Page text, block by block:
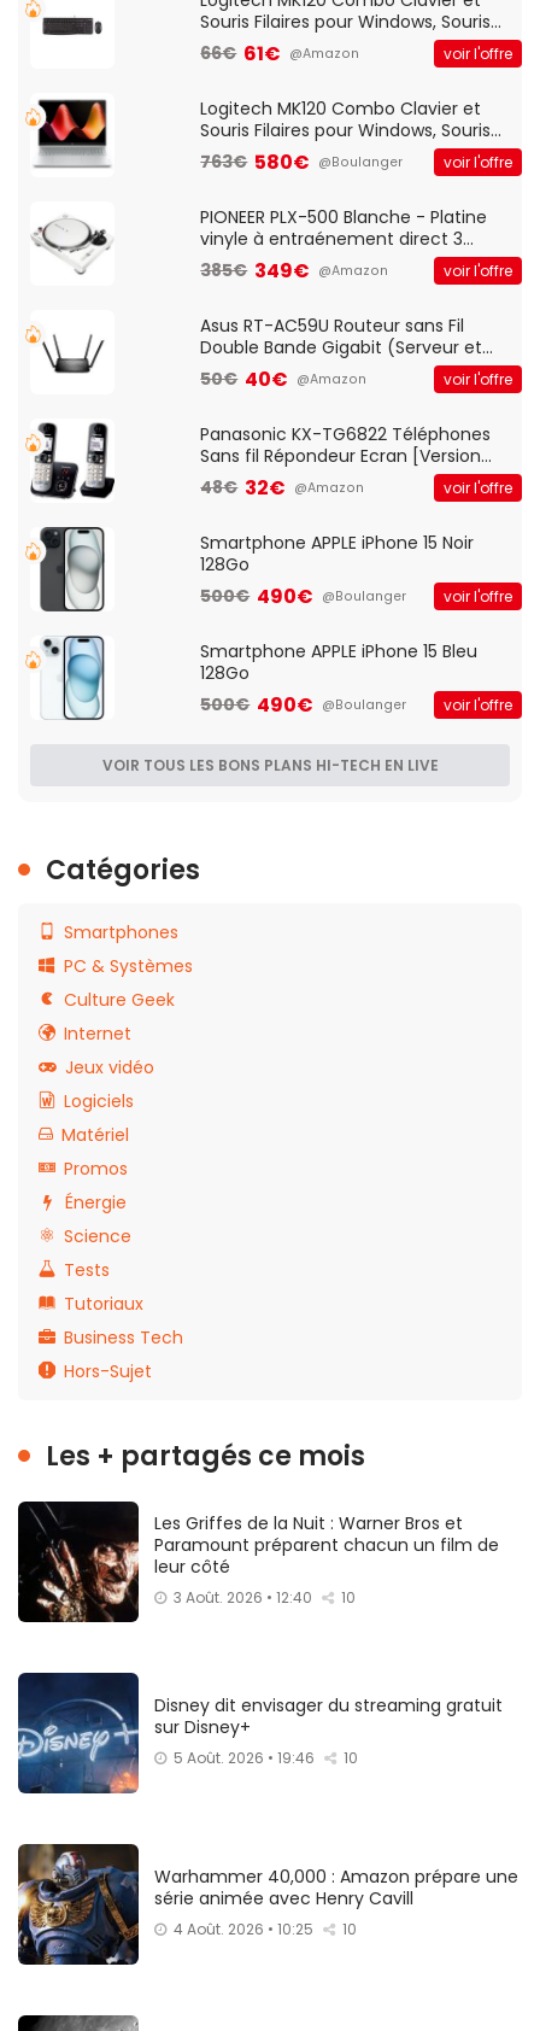
Souris Filaires pour Windows, Souris
Optique Filaire, Connexion USB Plug
And Play, Confortable, Taille
QWERTY UK - Noir
66€ 61€ @Amazon voir l'offre
Logitech MK120 Combo Clavier et
Souris Filaires pour Windows, Souris
Optique Filaire, Connexion USB Plug
And Play, Confortable, Taille
QWERTY UK - Noir
763€ 580€ @Boulanger voir l'offre
PIONEER PLX-500 Blanche - Platine
vinyle à entraénement direct 3
vitesses (33-45-78 trs/min) avec
pre-ampli intégré et port USB
385€ 349€ @Amazon voir l'offre
Asus RT-AC59U Routeur sans Fil
Double Bande Gigabit (Serveur et
Client VPN, Triple Vlan, Mode Point
d'accès et Bridge, contrôle Parental,
50€ 40€ @Amazon voir l'offre
Panasonic KX-TG6822 Téléphones
Sans fil Répondeur Ecran [Version
Française]
48€ 32€ @Amazon voir l'offre
Smartphone APPLE iPhone 15 Noir
128Go
500€ 490€ @Boulanger voir l'offre
Smartphone APPLE iPhone 15 Bleu
128Go
500€ 490€ @Boulanger voir l'offre
VOIR TOUS LES BONS PLANS HI-TECH EN LIVE
Catégories
Smartphones
PC & Systèmes
Culture Geek
Internet
Jeux vidéo
Logiciels
Matériel
Promos
Énergie
Science
Tests
Tutoriaux
Business Tech
Hors-Sujet
Les + partagés ce mois
Les Griffes de la Nuit : Warner Bros et
Paramount préparent chacun un film de
leur côté
3 Août. 2026 • 12:40 10
Disney dit envisager du streaming gratuit
sur Disney+
5 Août. 2026 • 19:46 10
Warhammer 40,000 : Amazon prépare une
série animée avec Henry Cavill
4 Août. 2026 • 10:25 10